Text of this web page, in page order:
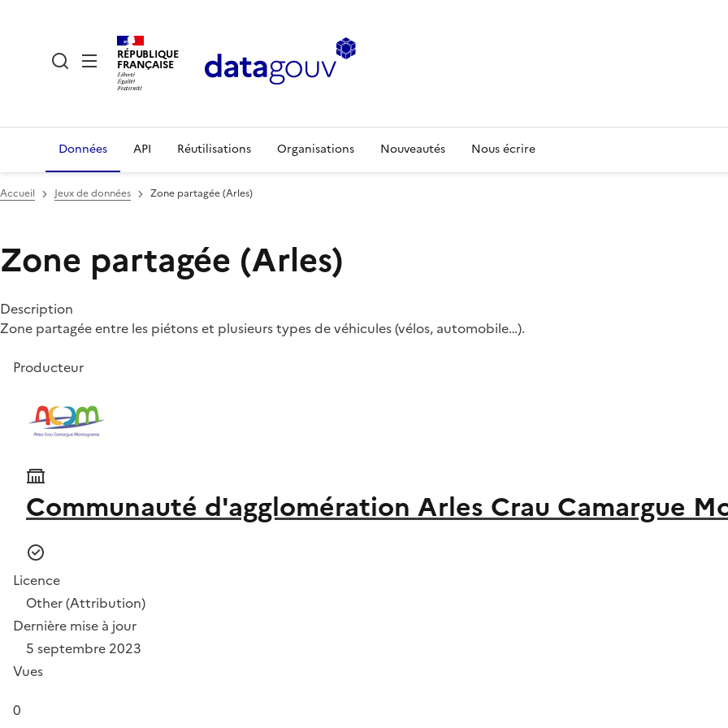
RÉPUBLIQUE
FRANÇAISE
Données API Réutilisations Organisations Nouveautés Nous écrire
Accueil Jeux de données Zone partagée (Arles)
Zone partagée (Arles)
Description
Zone partagée entre les piétons et plusieurs types de véhicules (vélos, automobile…).
Producteur
Communauté d'agglomération Arles Crau Camargue
Licence
Other (Attribution)
Dernière mise à jour
5 septembre 2023
Vues
0